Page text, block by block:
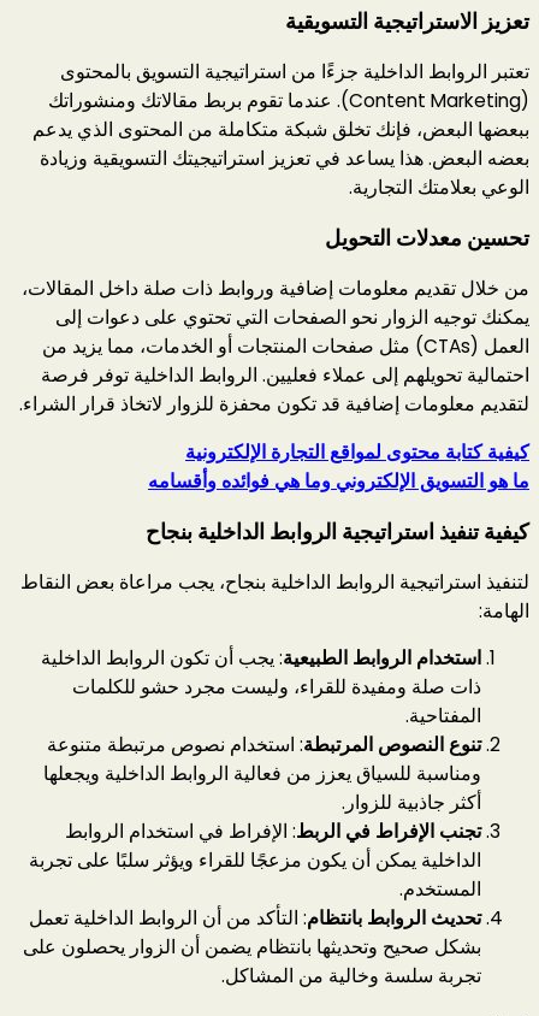
تعزيز الاستراتيجية التسويقية
تعتبر الروابط الداخلية جزءًا من استراتيجية التسويق بالمحتوى
(Content Marketing). عندما تقوم بربط مقالاتك ومنشوراتك
ببعضها البعض، فإنك تخلق شبكة متكاملة من المحتوى الذي يدعم
بعضه البعض. هذا يساعد في تعزيز استراتيجيتك التسويقية وزيادة
الوعي بعلامتك التجارية.
تحسين معدلات التحويل
من خلال تقديم معلومات إضافية وروابط ذات صلة داخل المقالات،
يمكنك توجيه الزوار نحو الصفحات التي تحتوي على دعوات إلى
العمل (CTAs) مثل صفحات المنتجات أو الخدمات، مما يزيد من
احتمالية تحويلهم إلى عملاء فعليين. الروابط الداخلية توفر فرصة
لتقديم معلومات إضافية قد تكون محفزة للزوار لاتخاذ قرار الشراء.
كيفية كتابة محتوى لمواقع التجارة الإلكترونية
ما هو التسويق الإلكتروني وما هي فوائده وأقسامه
كيفية تنفيذ استراتيجية الروابط الداخلية بنجاح
لتنفيذ استراتيجية الروابط الداخلية بنجاح، يجب مراعاة بعض النقاط
الهامة:
استخدام الروابط الطبيعية: يجب أن تكون الروابط الداخلية
ذات صلة ومفيدة للقراء، وليست مجرد حشو للكلمات
المفتاحية.
تنوع النصوص المرتبطة: استخدام نصوص مرتبطة متنوعة
ومناسبة للسياق يعزز من فعالية الروابط الداخلية ويجعلها
أكثر جاذبية للزوار.
تجنب الإفراط في الربط: الإفراط في استخدام الروابط
الداخلية يمكن أن يكون مزعجًا للقراء ويؤثر سلبًا على تجربة
المستخدم.
تحديث الروابط بانتظام: التأكد من أن الروابط الداخلية تعمل
بشكل صحيح وتحديثها بانتظام يضمن أن الزوار يحصلون على
تجربة سلسة وخالية من المشاكل.